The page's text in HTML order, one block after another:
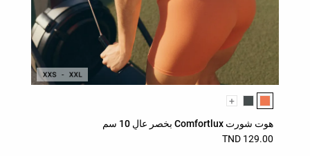
قائمة ألوان المنتج
+
هوت شورت Comfortlux بخصر عالٍ 10 سم
129.00 TND